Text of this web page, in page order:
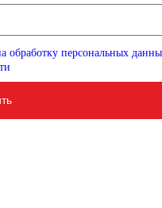
обработку персональных